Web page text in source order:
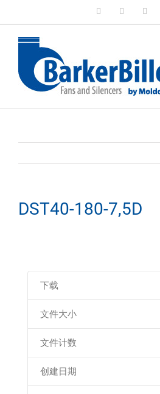
LinkedInFacebook
DST40-180-7,5D
下载
文件大小
文件计数
创建日期